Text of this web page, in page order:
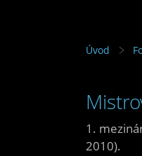
Úvod
1.
2010).